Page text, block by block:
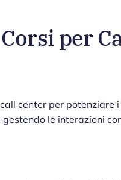
per
center per
le interazioni